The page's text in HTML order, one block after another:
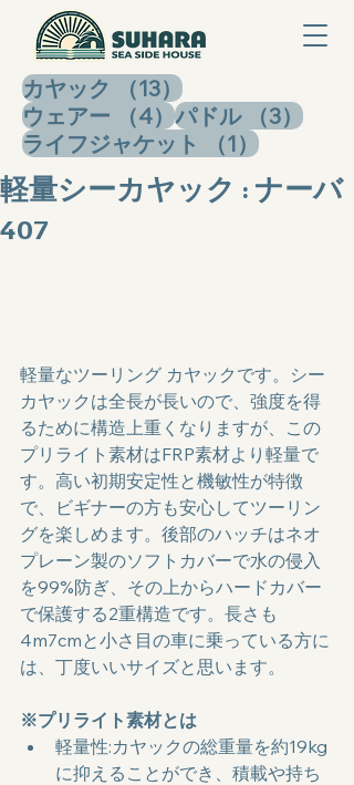
カヤック （13）13件の記事
ウェアー
（4）4件の記事
パドル （3）3件
ライフジャケット
（1）1件の記事
軽量シーカヤック : ナーバ
407
軽量なツーリング カヤックです。シー
カヤックは全長が長いので、強度を得
るために構造上重くなりますが、この
プリライト素材はFRP素材より軽量で
す。高い初期安定性と機敏性が特徴
で、ビギナーの方も安心してツーリン
グを楽しめます。後部のハッチはネオ
プレーン製のソフトカバーで水の侵入
を99%防ぎ、その上からハードカバー
で保護する2重構造です。長さも
4m7cmと小さ目の車に乗っている方に
は、丁度いいサイズと思います。
※プリライト素材とは
軽量性:カヤックの総重量を約19kg
に抑えることができ、積載や持ち